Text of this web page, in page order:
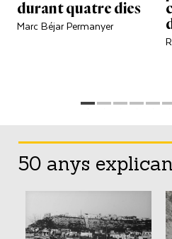
durant quatre dies
Marc Béjar Permanyer
50 anys